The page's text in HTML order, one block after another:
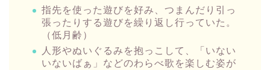
指先を使った遊びを好み、つまんだり引っ
張ったりする遊びを繰り返し行っていた。
（低月齢）
人形やぬいぐるみを抱っこして、「いない
いないばぁ」などのわらべ歌を楽しむ姿が